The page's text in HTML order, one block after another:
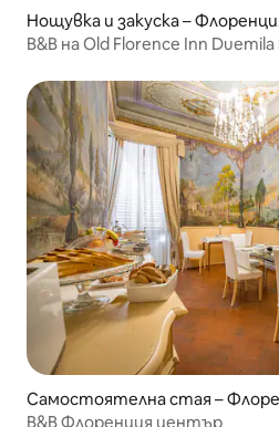
Нощувка и закуска –
B&B на Old Florence Inn
Самостоятелна стая –
B&B Флоренция център